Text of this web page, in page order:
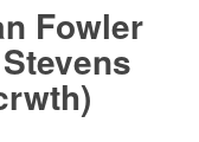
Fowler